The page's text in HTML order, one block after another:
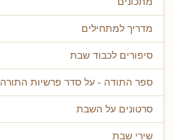
מדריך למתחילים
סיפורים לכבוד שבת
ספר התודה - על סדר פרשיות התורה
סרטונים על השבת
שירי שבת